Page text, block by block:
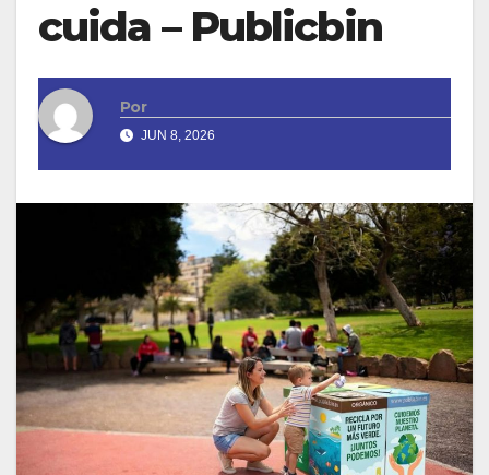
cuida – Publicbin
Por
JUN 8, 2026